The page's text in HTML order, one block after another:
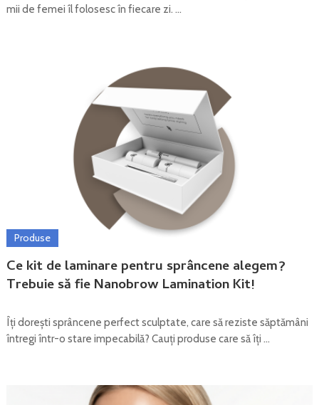
mii de femei îl folosesc în fiecare zi. …
Ce kit de laminare pentru sprâncene alegem?
Trebuie să fie Nanobrow Lamination Kit!
Produse
Îți dorești sprâncene perfect sculptate, care să reziste săptămâni
întregi într-o stare impecabilă? Cauți produse care să îți …